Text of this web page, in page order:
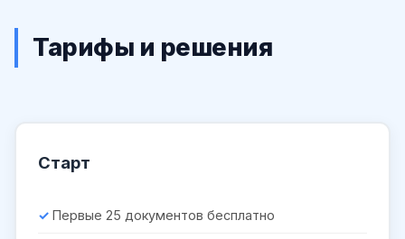
Тарифы и решения
Старт
Первые 25 документов бесплатно